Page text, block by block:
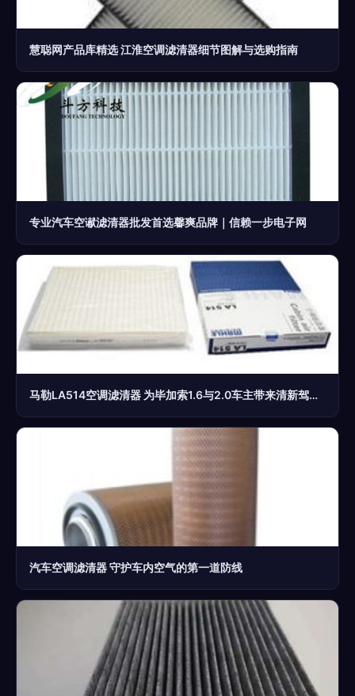
慧聪网产品库精选 江淮空调滤清器细节图解与选购指南
专业汽车空谳滤清器批发首选馨爽品牌｜信赖一步电子网
马勒LA514空调滤清器 为毕加索1.6与2.0车主带来清新驾乘体验
汽车空调滤清器 守护车内空气的第一道防线